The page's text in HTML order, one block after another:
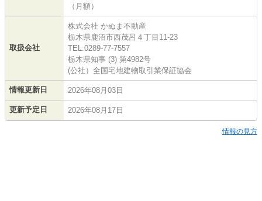
（月額）
取扱会社
株式会社 かぬま不動産
栃木県鹿沼市西茂呂４丁目11-23
TEL:0289-77-7557
栃木県知事 (3) 第4982号
(公社）全国宅地建物取引業保証協会
情報更新日 2026年08月03日
更新予定日 2026年08月17日
情報の見方